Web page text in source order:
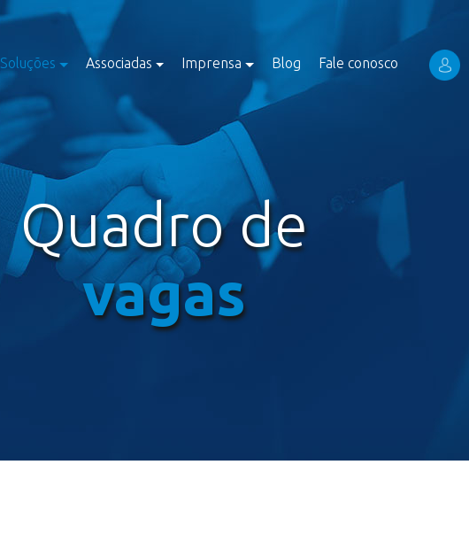
Soluções Associadas Imprensa Blog Fale conosco
Quadro de
vagas